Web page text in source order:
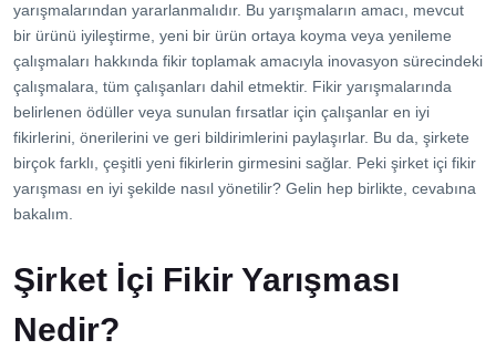
Referanslar
İletişim
yarışmalarından yararlanmalıdır. Bu yarışmaların amacı, mevcut
bir ürünü iyileştirme, yeni bir ürün ortaya koyma veya yenileme
çalışmaları hakkında fikir toplamak amacıyla inovasyon sürecindeki
çalışmalara, tüm çalışanları dahil etmektir. Fikir yarışmalarında
belirlenen ödüller veya sunulan fırsatlar için çalışanlar en iyi
fikirlerini, önerilerini ve geri bildirimlerini paylaşırlar. Bu da, şirkete
birçok farklı, çeşitli yeni fikirlerin girmesini sağlar. Peki şirket içi fikir
yarışması en iyi şekilde nasıl yönetilir? Gelin hep birlikte, cevabına
bakalım.
Şirket İçi Fikir Yarışması
Nedir?